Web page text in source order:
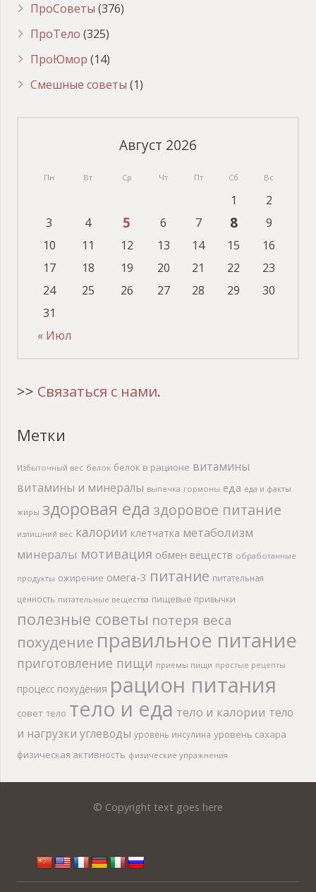
ПроСоветы (376)
ПроТело (325)
ПроЮмор (14)
Смешные советы (1)
Август 2026
Пн Вт Ср Чт Пт Сб Вс
« Июл
1
2
3
4 5 6 7 8
9
10
11 12 13 14 15
16
17
18 19 20 21 22
23
24
25 26 27 28 29
30
31
>> Связаться с нами.
Метки
Избыточный вес белок белок в рационе витамины
витамины и минералы выпечка гормоны еда еда и факты
жиры здоровая еда здоровое питание
излишний вес калории клетчатка метаболизм
минералы мотивация обмен веществ обработанные
продукты ожирение омега-3 питание питательная
ценность питательные вещества пищевые привычки
полезные советы потеря веса
похудение правильное питание
приготовление пищи приемы пищи простые рецепты
процесс похудения рацион питания
совет тело тело и еда тело и калории тело
и нагрузки углеводы уровень инсулина уровень сахара
физическая активность физические упражнения
© Copyright text goes here